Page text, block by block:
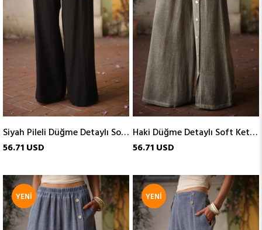
Siyah Pileli Düğme Detaylı Soft Keten Pantolon
56.71 USD
Haki Düğme Detaylı Soft Keten Pantolon
56.71 USD
YENI
ÜRÜN
YENI
ÜRÜN